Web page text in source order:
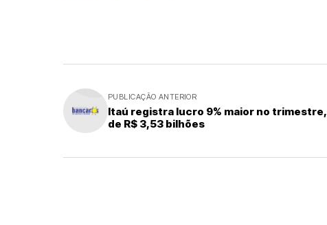
PUBLICAÇÃO ANTERIOR
Itaú registra lucro 9% maior no trimestre,
de R$ 3,53 bilhões